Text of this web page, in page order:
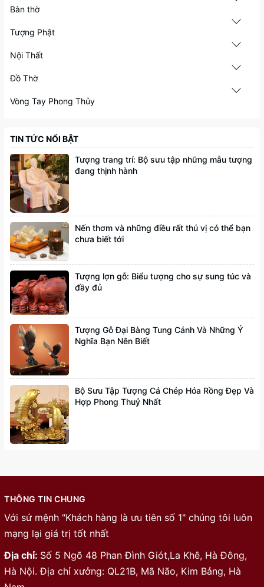
Bàn thờ
Tượng Phật
Nội Thất
Đồ Thờ
Vòng Tay Phong Thủy
TIN TỨC NỔI BẬT
Tượng trang trí: Bộ sưu tập những mẫu tượng
đang thịnh hành
Nến thơm và những điều rất thú vị có thể bạn
chưa biết tới
Tượng lợn gỗ: Biểu tượng cho sự sung túc và
đầy đủ
Tượng Gỗ Đại Bàng Tung Cánh Và Những Ý
Nghĩa Bạn Nên Biết
Bộ Sưu Tập Tượng Cá Chép Hóa Rồng Đẹp Và
Hợp Phong Thuỷ Nhất
THÔNG TIN CHUNG
Với sứ mệnh "Khách hàng là ưu tiên số 1" chúng tôi luôn
mạng lại giá trị tốt nhất
Địa chỉ: Số 5 Ngõ 48 Phan Đình Giót,La Khê, Hà Đông,
Hà Nội. Địa chỉ xưởng: QL21B, Mã Não, Kim Bảng, Hà